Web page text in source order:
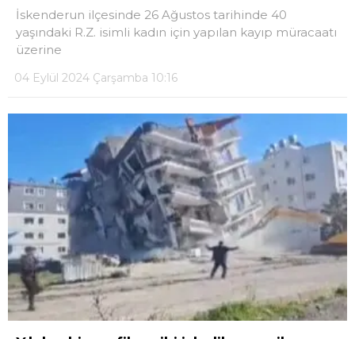
İskenderun ilçesinde 26 Ağustos tarihinde 40
yaşındaki R.Z. isimli kadın için yapılan kayıp müracaatı
üzerine
04 Eylül 2024 Çarşamba 10:16